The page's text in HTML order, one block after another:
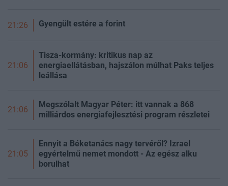
21:26 Gyengült estére a forint
21:06
Tisza-kormány: kritikus nap az
energiaellátásban, hajszálon múlhat Paks teljes
leállása
21:06
Megszólalt Magyar Péter: itt vannak a 868
milliárdos energiafejlesztési program részletei
21:05
Ennyit a Béketanács nagy tervéről? Izrael
egyértelmű nemet mondott - Az egész alku
borulhat